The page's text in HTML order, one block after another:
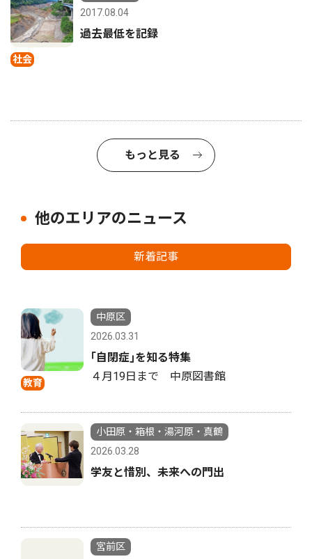
社会
2017.08.04
過去最低を記録
もっと見る
他のエリアのニュース
新着記事
教育
中原区
2026.03.31
｢自閉症｣を知る特集
４月19日まで 中原図書館
小田原・箱根・湯河原・真鶴
2026.03.28
学友と惜別、未来への門出
宮前区